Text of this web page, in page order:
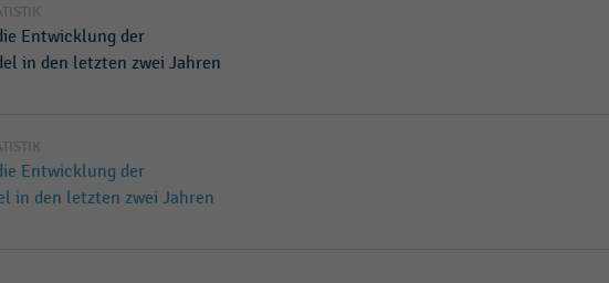
Entwicklung der
in den letzten zwei Jahren
Entwicklung der
in den letzten zwei Jahren